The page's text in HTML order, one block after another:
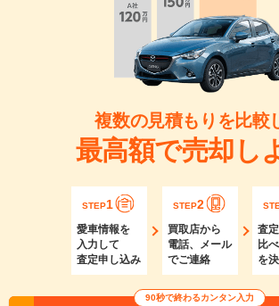
複数の見積もりを比較
最高額で売却し
STEP1
愛車情報を
入力して
査定申し込み
STEP2
買取店から
電話、メール
でご連絡
査
比
を
90秒で終わるカンタン入力